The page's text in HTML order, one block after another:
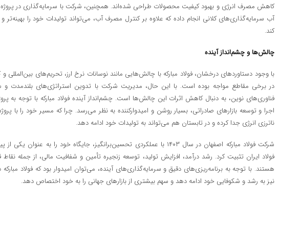
کاهش مصرف انرژی و بهبود کیفیت محصولات طراحی شده‌اند. همچنین، شرکت با سرمایه‌گذاری در پروژه
آب سرمایه‌گذاری‌های کلانی انجام داده که علاوه بر کنترل مصرف آب، می‌تواند تولیدات خود را بهینه‌تر
کند.
چالش‌ها و چشم‌انداز آینده
با وجود دستاوردهای درخشان، فولاد مبارکه با چالش‌هایی مانند نوسانات نرخ ارز، تحریم‌های بین‌المللی و
در برخی مقاطع مواجه بوده است. با این حال، مدیریت شرکت با تدوین استراتژی‌های بلندمدت و
فناوری‌های نوین، به دنبال کاهش اثرات این چالش‌ها است. چشم‌انداز آینده فولاد مبارکه با توجه به
اجرا و توسعه بازارهای صادراتی، بسیار روشن و امیدوارکننده به نظر می‌رسد. چرا که مسیر خود را با
ناترزی انرژی جدا کرده و در تابستان هم می‌تواند به تولیدات خود ادامه دهد.
شرکت فولاد مبارکه اصفهان در سال۱۴۰۳ با عملکردی تحسین‌برانگیز، جایگاه خود را به عنوان یکی
فولاد ایران تثبیت کرد. رشد درآمد، افزایش تولید، توسعه زنجیره تأمین و شفافیت مالی، از جمله
هستند. با توجه به برنامه‌ریزی‌های دقیق و سرمایه‌گذاری‌های آینده، می‌توان امیدوار بود که فولاد
نیز به رشد و شکوفایی خود ادامه دهد و سهم بیشتری از بازارهای جهانی را به خود اختصاص دهد.